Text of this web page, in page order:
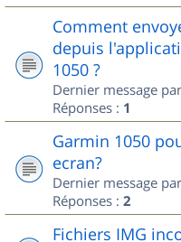
Comment
depuis
1050 ?
Dernier message par
Réponses : 1
Garmin 1050
ecran?
Dernier message par
Réponses : 2
Fichiers IMG